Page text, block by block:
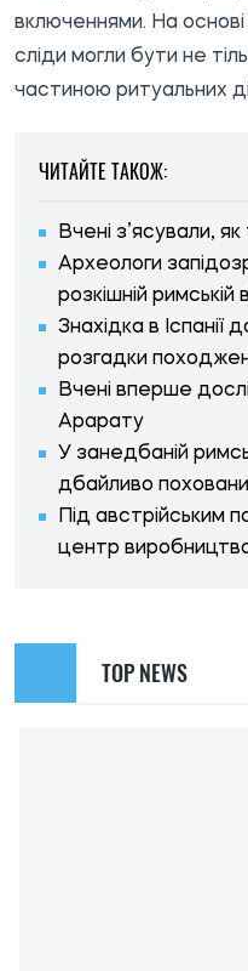
включеннями. На основі
сліди могли бути не
частиною ритуальних
ЧИТАЙТЕ ТАКОЖ:
Вчені з’ясували,
Археологи
розкішній римській
Знахідка в
розгадки
Вчені вперше
Арарату
У занедбаній
дбайливо
Під австрійським
центр